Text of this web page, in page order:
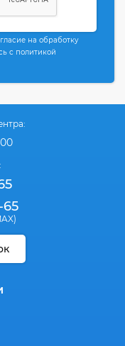
на обработку
с политикой
65